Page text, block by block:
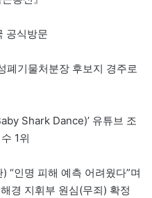
공식방문
폐기물처분장 후보지 경주로
Shark Dance)’ 유튜브 조
1위
“인명 피해 예측 어려웠다”며
경 지휘부 원심(무죄) 확정